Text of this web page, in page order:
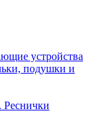
устройства
подушки и
Реснички